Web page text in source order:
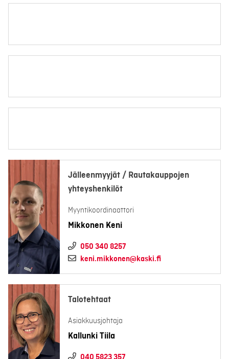
Jälleenmyyjät / Rautakauppojen
yhteyshenkilöt
Myyntikoordinaattori
Mikkonen Keni
050 340 8257
keni.mikkonen@kaski.fi
Talotehtaat
Asiakkuusjohtaja
Kallunki Tiila